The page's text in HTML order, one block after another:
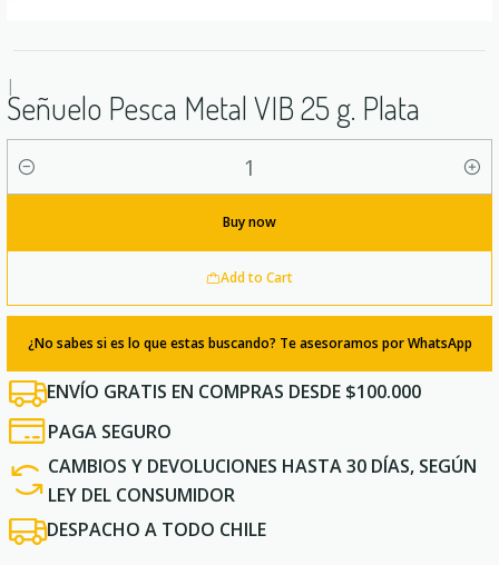
|
Señuelo Pesca Metal VIB 25 g. Plata
Quantity
Add to Cart
Buy now
¿No sabes si es lo que estas buscando? Te asesoramos por WhatsApp
ENVÍO GRATIS EN COMPRAS DESDE $100.000
PAGA SEGURO
CAMBIOS Y DEVOLUCIONES HASTA 30 DÍAS, SEGÚN
LEY DEL CONSUMIDOR
DESPACHO A TODO CHILE